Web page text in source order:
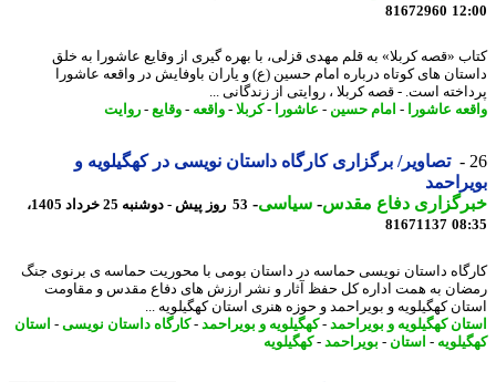
81672960
«قصه کربلا» به قلم مهدی قزلی، با بهره گیری از وقایع عاشورا به خلق
های کوتاه درباره امام حسین (ع) و یاران باوفایش در واقعه عاشورا
است. - قصه کربلا ، روایتی از زندگانی ...
عاشورا-امام حسین-عاشورا-کربلا- واقعه -وقایع-روایت
تصاویر/ برگزاری کارگاه داستان نویسی در کهگیلویه و
دفاع مقدس-سیاسی-
53 روز پیش - دوشنبه 25 خرداد 1405،
81671137
داستان نویسی حماسه در داستان بومی با محوریت حماسه ی برنوی جنگ
به همت اداره کل حفظ آثار و نشر ارزش های دفاع مقدس و مقاومت
کهگیلویه و بویراحمد و حوزه هنری استان کهگیلویه ...
کهگیلویه و بویراحمد -کهگیلویه و بویراحمد -کارگاه داستان نویسی-استان
-استان-بویراحمد -کهگیلویه